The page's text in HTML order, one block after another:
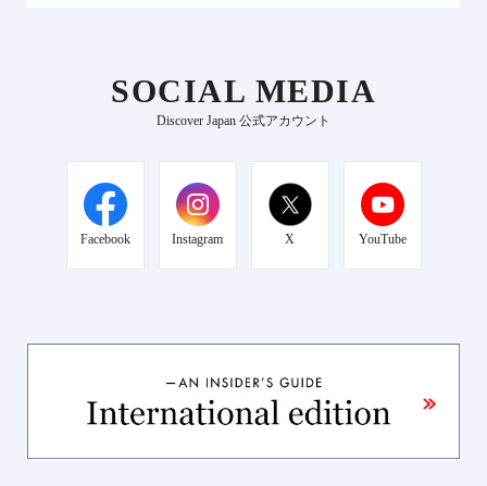
SOCIAL MEDIA
Discover Japan 公式アカウント
Facebook Instagram X YouTube